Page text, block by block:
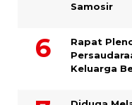
Samosir
Rapat
Keluarga